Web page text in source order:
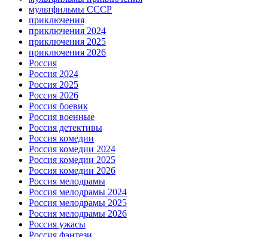
мультфильмы СССР
приключения
приключения 2024
приключения 2025
приключения 2026
Россия
Россия 2024
Россия 2025
Россия 2026
Россия боевик
Россия военные
Россия детективы
Россия комедии
Россия комедии 2024
Россия комедии 2025
Россия комедии 2026
Россия мелодрамы
Россия мелодрамы 2024
Россия мелодрамы 2025
Россия мелодрамы 2026
Россия ужасы